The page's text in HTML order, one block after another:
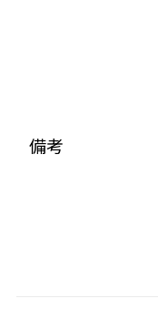
備考